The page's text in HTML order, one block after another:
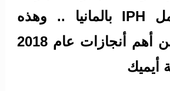
النوعية بمعامل IPH بالمانيا .. وهذه
العملية تعد من أهم أنجازات عام 2018
أيميك